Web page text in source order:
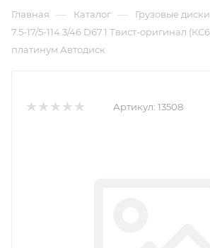
Главная — Каталог — Грузовые диски
7.5-17/5-114.3/46 D67.1 Твист-оригинал
платинум Автодиск
Артикул: 13508